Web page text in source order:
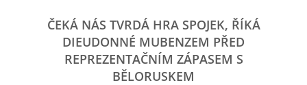
ČEKÁ NÁS TVRDÁ HRA SPOJEK, ŘÍKÁ
DIEUDONNÉ MUBENZEM PŘED
REPREZENTAČNÍM ZÁPASEM S
BĚLORUSKEM